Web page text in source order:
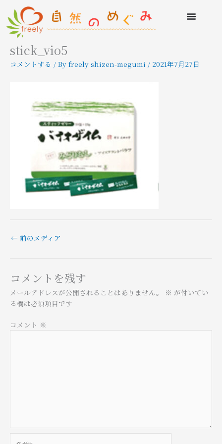
stick_vio5
コメントする / By freely shizen-megumi / 2021年7月27日
← 前のメディア
コメントを残す
メールアドレスが公開されることはありません。 ※ が付いてい
る欄は必須項目です
コメント ※